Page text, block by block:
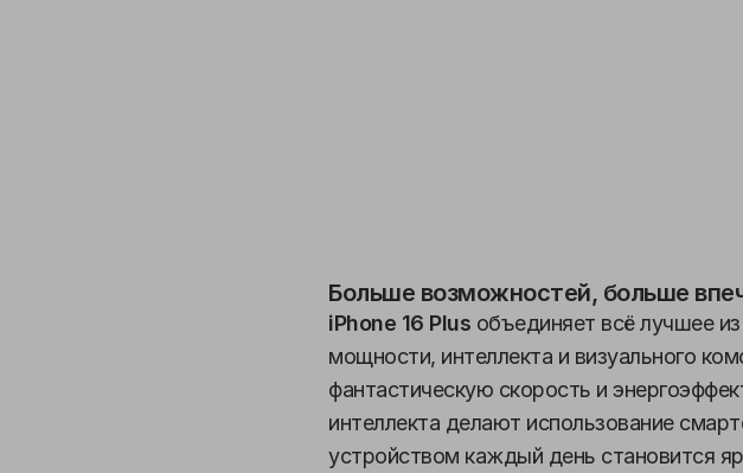
Больше возможностей, больше
iPhone 16 Plus объединяет всё лучшее
мощности, интеллекта и визуального
фантастическую скорость и
интеллекта делают использование
устройством каждый день становится